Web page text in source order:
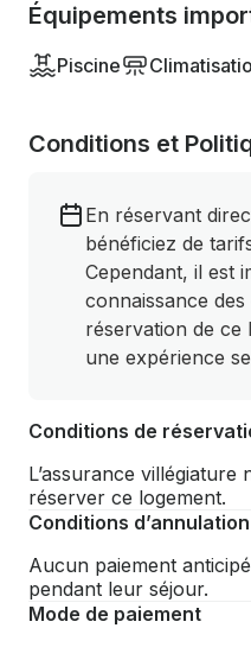
Équipements
Piscine
Conditions et
En réservant
bénéficiez de
Cependant, il est
connaissance
réservation de ce
une expérience
Conditions de
L’assurance villégiature
réserver ce logement.
Conditions d’annulation
Aucun paiement
pendant leur séjour.
Mode de paiement